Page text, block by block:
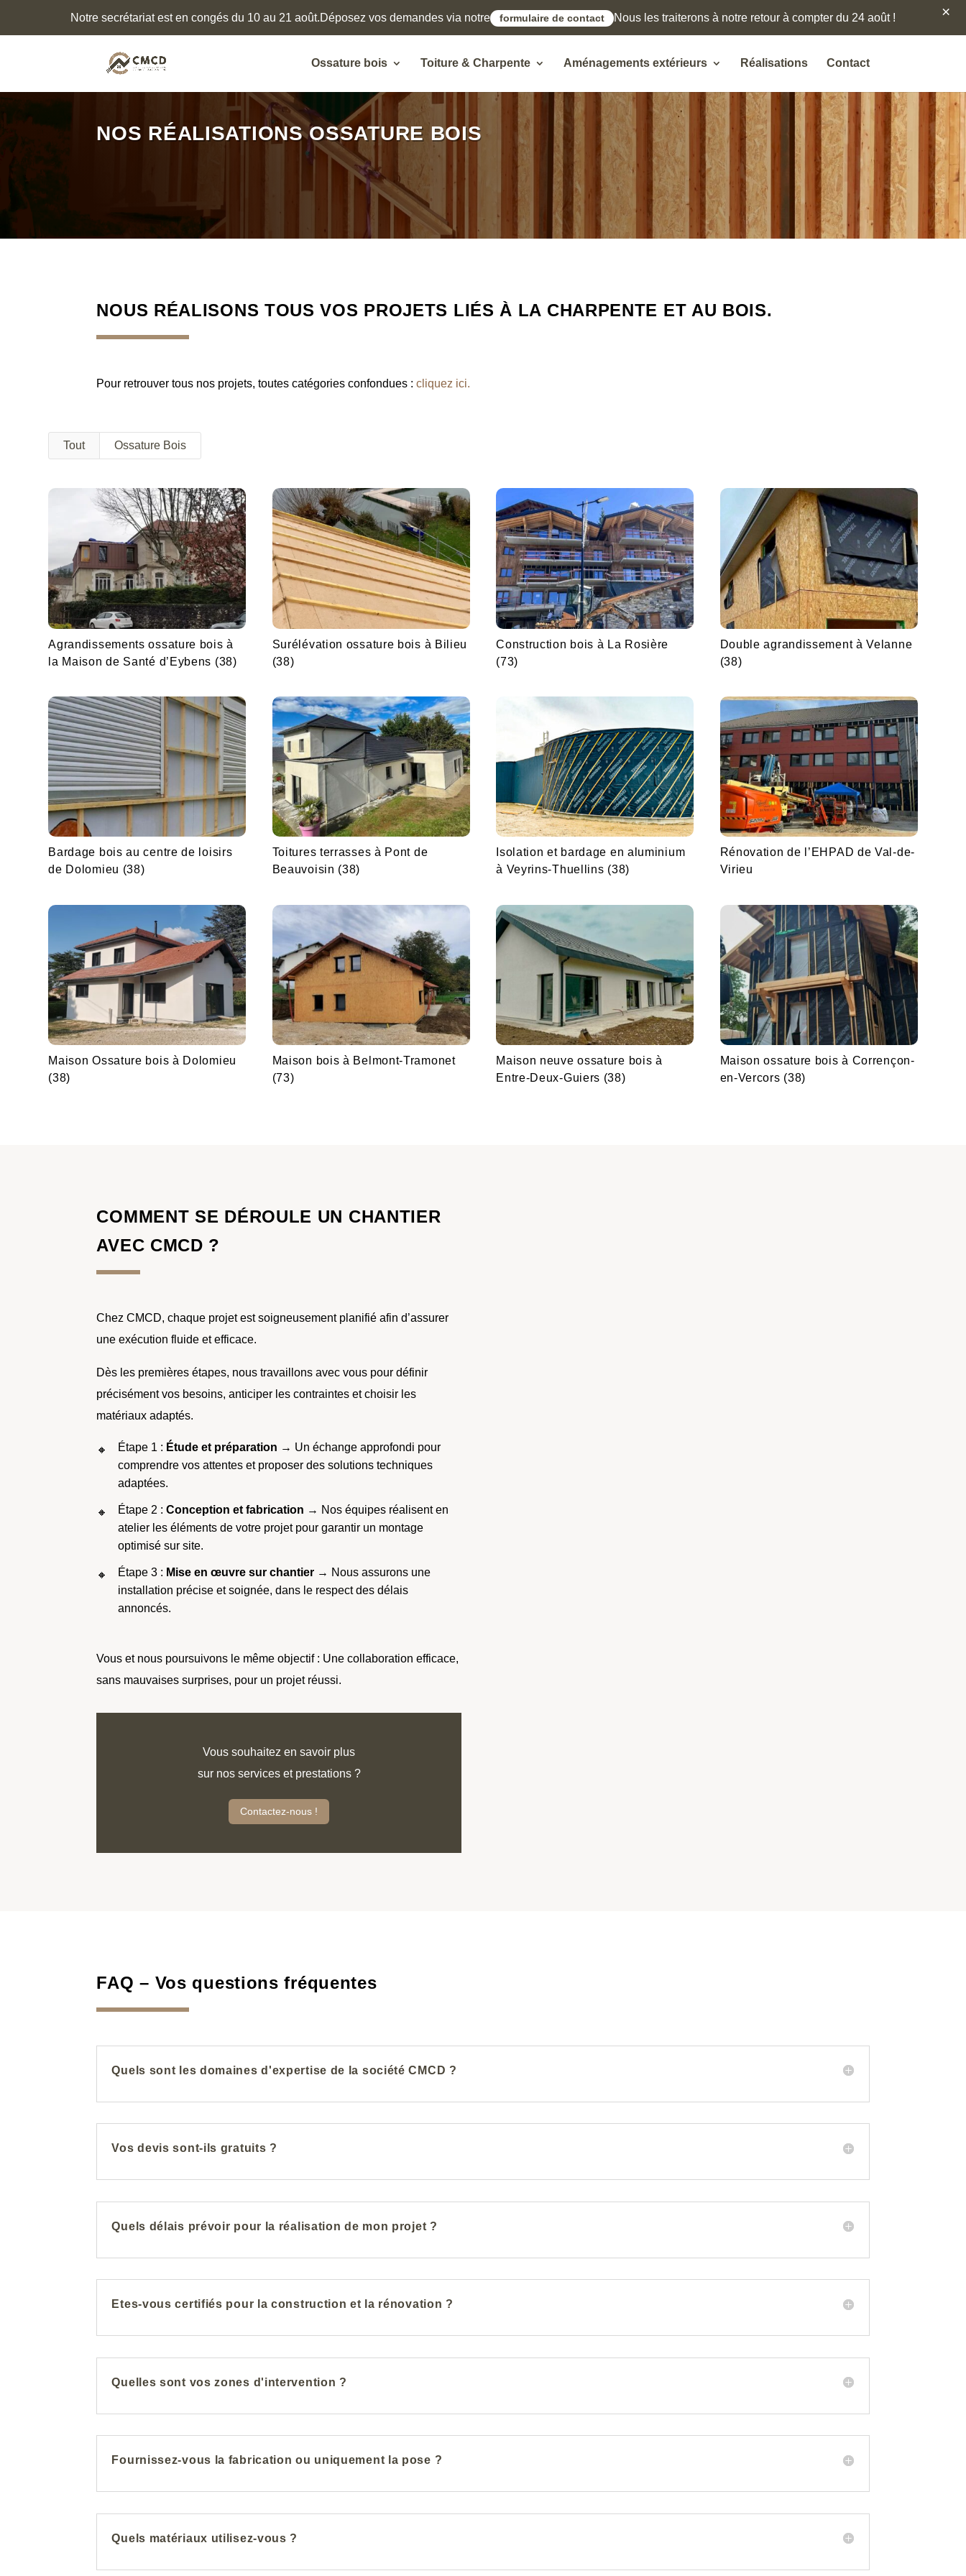
Ossature bois Toiture & Charpente Aménagements extérieurs Réalisations Contact
NOS RÉALISATIONS OSSATURE BOIS
NOUS RÉALISONS TOUS VOS PROJETS LIÉS À LA CHARPENTE ET AU BOIS.
Pour retrouver tous nos projets, toutes catégories confondues :cliquez ici.
Tout Ossature Bois
Agrandissements ossature bois à
la Maison de Santé d’Eybens (38)
Surélévation ossature bois à Bilieu
(38)
Construction bois à La Rosière
(73)
Double agrandissement à Velanne
(38)
Bardage bois au centre de loisirs
de Dolomieu (38)
Toitures terrasses à Pont de
Beauvoisin (38)
Isolation et bardage en aluminium
à Veyrins-Thuellins (38)
Rénovation de l’EHPAD de Val-de-
Virieu
Maison Ossature bois à Dolomieu
(38)
Maison bois à Belmont-Tramonet
(73)
Maison neuve ossature bois à
Entre-Deux-Guiers (38)
Maison ossature bois à Corrençon-
en-Vercors (38)
COMMENT SE DÉROULE UN CHANTIER
AVEC CMCD ?
Chez CMCD, chaque projet est soigneusement planifié afin d’assurer
une exécution fluide et efficace.
Dès les premières étapes, nous travaillons avec vous pour définir
précisément vos besoins, anticiper les contraintes et choisir les
matériaux adaptés.
Étape 1 : Étude et préparation → Un échange approfondi pour
comprendre vos attentes et proposer des solutions techniques
adaptées.
Étape 2 :Conception et fabrication → Nos équipes réalisent en
atelier les éléments de votre projet pour garantir un montage
optimisé sur site.
Étape 3 : Mise en œuvre sur chantier → Nous assurons une
installation précise et soignée, dans le respect des délais
annoncés.
Vous et nous poursuivons le même objectif : Une collaboration efficace,
sans mauvaises surprises, pour un projet réussi.
Vous souhaitez en savoir plus
sur nos services et prestations ?
Contactez-nous !
FAQ – Vos questions fréquentes
Quels sont les domaines d'expertise de la société CMCD ?
Vos devis sont-ils gratuits ?
Quels délais prévoir pour la réalisation de mon projet ?
Etes-vous certifiés pour la construction et la rénovation ?
Quelles sont vos zones d'intervention ?
Fournissez-vous la fabrication ou uniquement la pose ?
Quels matériaux utilisez-vous ?
Notre secrétariat est en congés du 10 au 21 août.Déposez vos demandes via notre formulaire de contact Nous les traiterons à notre retour à compter du 24 août ! ×